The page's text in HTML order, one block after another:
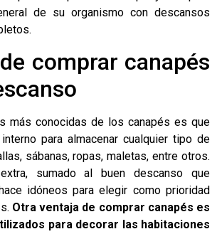
de su organismo con descansos
comprar canapés
más conocidas de los canapés es que
para almacenar cualquier tipo de
sábanas, ropas, maletas, entre otros.
sumado al buen descanso que
idóneos para elegir como prioridad
Otra ventaja de comprar canapés es
para decorar las habitaciones